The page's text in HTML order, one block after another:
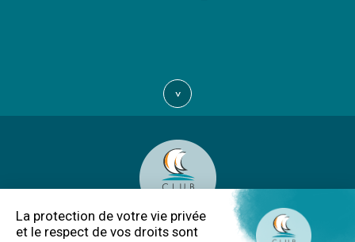
>
Club Nautique du Rohu